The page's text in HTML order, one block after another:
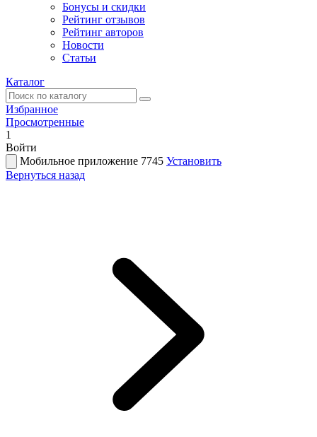
Бонусы и скидки
Рейтинг отзывов
Рейтинг авторов
Новости
Статьи
Каталог
Избранное
Просмотренные
1
Войти
Мобильное приложение 7745 Установить
Вернуться назад